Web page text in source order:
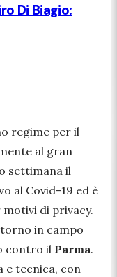
Di Biagio:
regime per il
al gran
settimana il
al Covid-19 ed è
di privacy.
in campo
contro il Parma.
e tecnica, con